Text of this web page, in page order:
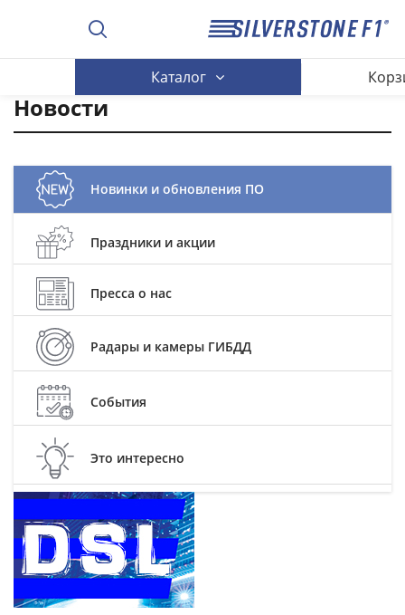
Каталог
Новости
Новинки и обновления ПО
Праздники и акции
Пресса о нас
Радары и камеры ГИБДД
События
Это интересно